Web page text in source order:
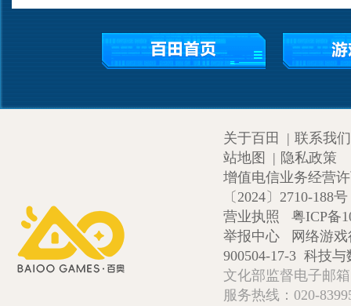
关于百田 | 联系我们
站地图
| 隐私政策
增值电信业务经营
〔2024〕2710-188号
营业执照
粤ICP备
举报中心
网络游
900504-17-3 科技与
文化部监督电子邮
服务热线：020-